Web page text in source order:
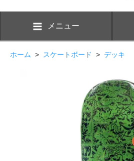
メニュー
ホーム > スケートボード > デッキ